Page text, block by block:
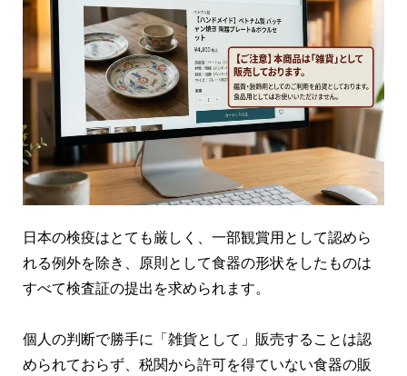
日本の検疫はとても厳しく、一部観賞用として認めら
れる例外を除き、原則として食器の形状をしたものは
すべて検査証の提出を求められます。
個人の判断で勝手に「雑貨として」販売することは認
められておらず、税関から許可を得ていない食器の販